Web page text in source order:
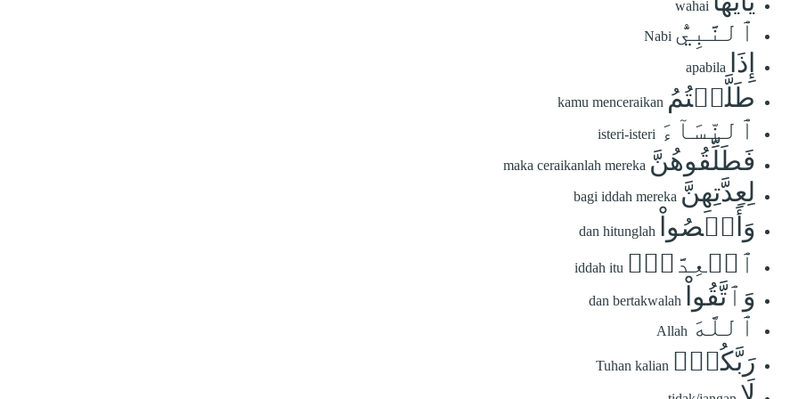
wahai
ٱلنَّبِيُّ Nabi
إِذَا apabila
طَلَّقۡتُمُ kamu menceraikan
ٱلنِّسَآءَ isteri-isteri
فَطَلِّقُوهُنَّ maka ceraikanlah mereka
لِعِدَّتِهِنَّ bagi iddah mereka
وَأَحۡصُواْ dan hitunglah
ٱلۡعِدَّةَۖ iddah itu
وَٱتَّقُواْ dan bertakwalah
ٱللَّهَ Allah
رَبَّكُمۡۖ Tuhan kalian